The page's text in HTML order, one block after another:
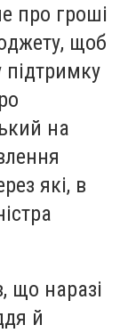
про гроші
щоб
підтримку
на
які, в
що наразі
й